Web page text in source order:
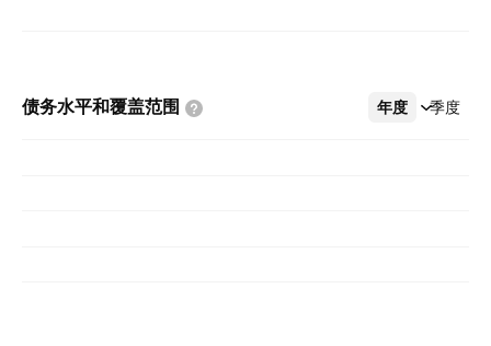
债务水平和覆盖范围 年度 季度
更多